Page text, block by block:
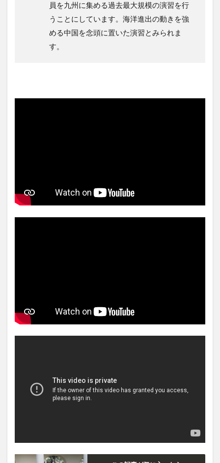
員を九州に集める過去最大規模の演習を行
うことにしています。海洋進出の動きを強
める中国を念頭に置いた演習とみられま
す。